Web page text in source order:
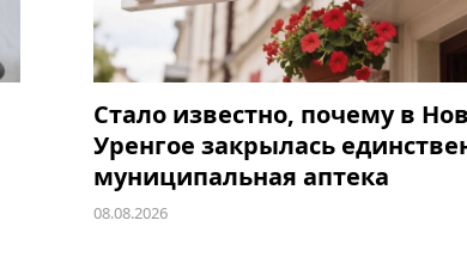
Стало известно, почему в
Уренгое закрылась
муниципальная аптека
08.08.2026